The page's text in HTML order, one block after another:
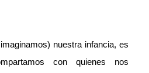
nuestra infancia, es
con quienes nos